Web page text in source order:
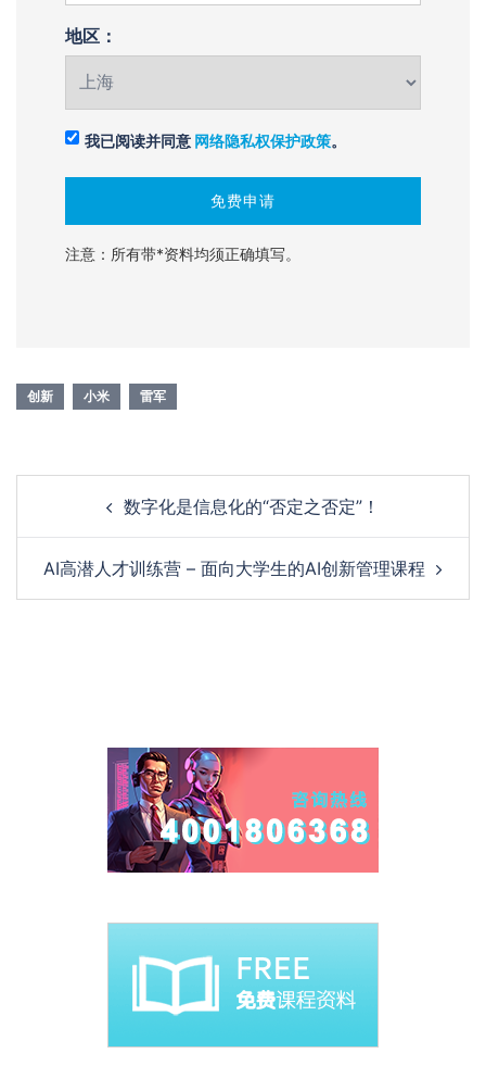
地区：
我已阅读并同意 网络隐私权保护政策。
注意：所有带*资料均须正确填写。
创新 小米 雷军
数字化是信息化的“否定之否定”！
AI高潜人才训练营 – 面向大学生的AI创新管理课程